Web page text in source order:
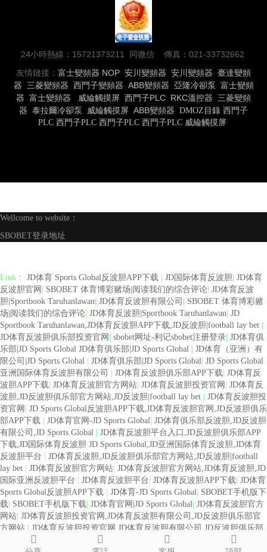
24小時熱線：15721373211 同微信 傳真：021-33732662
友情鏈接： 富士變頻器 NOP 安川變頻器 安川變頻器 臺達變頻
器 三菱變頻器 西門子變頻器 ABB變頻器 亞隆冷卻泵 富士變頻
器 富士變頻器 威綸觸摸屏 西門子PLC RKC溫控器 三菱變頻
器 泰拉爾冷卻泵 威綸觸摸屏 ABB變頻器 DMOZ目錄 西門子
PLC 西門子PLC 西門子PLC 西門子PLC 威綸觸摸屏
Wellcome to website：
SBOBET登录地址
Link： JD体育 Sports Global反波胆APP下载 JD国际体育反波胆 JD体育
反波胆官网
SBOBET 体育博彩赌场|阅读我们的综合评论 JD体育反波
胆|Sportbook Taruhanlawan JD体育反波胆有限公司
SBOBET 体育博彩赌
场|阅读我们的综合评论 JD体育反波胆|Sportbook Taruhanlawan JD
Sportbook Taruhanlawan,JD体育反波胆APP下载,JD反波胆|football lay bet
JD体育反波胆俱乐部投资官网
sbobet网址-利记sbobet注册登录 JD体育俱
乐部|JD Sports Global JD体育俱乐部|JD Sports Global
JD体育（亚洲）有
限公司|JD Sports Global
JD体育俱乐部|JD Sports Global JD Sports Global
亚洲国际体育反波胆有限公司
JD体育反波胆俱乐部APP下载 JD体育反
波胆APP下载 JD体育反波胆官方网站 JD体育反波胆投资官网
JD体育反
波胆,JD反波胆俱乐部官方网站,JD反波胆|football lay bet
JD体育反波胆投
资官网
JD Sports Global反波胆APP下载,JD体育反波胆官网,JD反波胆俱乐
部APP下载
JD体育官网-JD Sports Global JD体育俱乐部反波胆,JD反波胆
有限公司,JD Sports Global
JD体育反波胆平台入口,JD反波胆俱乐部APP
下载,JD国际体育反波胆 JD Sports Global,JD亚洲国际体育反波胆,JD体育
反波胆平台
JD体育反波胆,JD反波胆俱乐部官方网站,JD反波胆|football
lay bet
JD体育反波胆官方网站 JD体育反波胆官方网站,JD体育反波胆,JD
国际亚洲反波胆平台
JD体育反波胆平台 JD体育反波胆APP下载 JD体育
Sports Global反波胆APP下载
JD体育-JD Sports Global SBOBET手机版下
载 SBOBET手机版下载 JD体育官网|JD Sports Global JD体育反波胆官方
网站 JD体育反波胆投资官网,JD体育反波胆有限公司,JD反波胆俱乐部官
方网站 | JD体育反波胆投资官网,JD体育反波胆有限公司,JD反波胆俱乐部